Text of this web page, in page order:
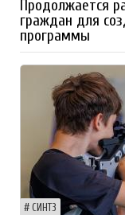
Продолжается
граждан для
программы
СИНТЗ